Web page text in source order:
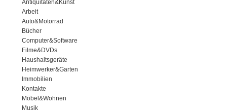
Antiquitäten&Kunst
Arbeit
Auto&Motorrad
Bücher
Computer&Software
Filme&DVDs
Haushaltsgeräte
Heimwerker&Garten
Immobilien
Kontakte
Möbel&Wohnen
Musik